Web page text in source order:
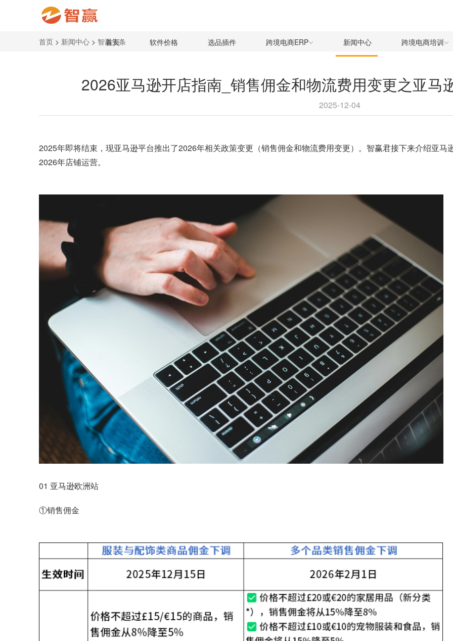
首页 软件价格 选品插件 跨境电商ERP 新闻中心 跨境电商培训
首页 > 新闻中心 > 智赢头条
2026亚马逊开店指南_销售佣金和物流费用变更之亚马
2025-12-04
2025年即将结束，现亚马逊平台推出了2026年相关政策变更（销售佣金和物流费用变更）。智赢君接下来介绍亚
2026年店铺运营。
01 亚马逊欧洲站
①销售佣金